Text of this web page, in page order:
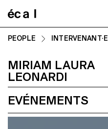
PEOPLE INTERVENANT·E
MIRIAM LAURA
LEONARDI
EVÉNEMENTS